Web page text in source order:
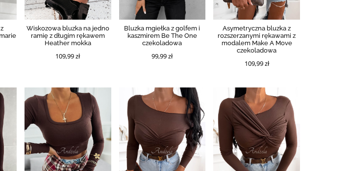
Wiskozowa bluzka na jedno
ramię z długim rękawem
Heather mokka
109,99 zł
Bluzka mgiełka z golfem i
kaszmirem Be The One
czekoladowa
99,99 zł
Asymetryczna bluzka z
rozszerzanymi rękawami z
modalem Make A Move
czekoladowa
109,99 zł